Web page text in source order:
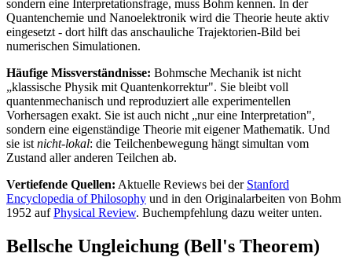
sondern eine Interpretationsfrage, muss Bohm kennen. In der
Quantenchemie und Nanoelektronik wird die Theorie heute aktiv
eingesetzt - dort hilft das anschauliche Trajektorien-Bild bei
numerischen Simulationen.
Häufige Missverständnisse: Bohmsche Mechanik ist nicht
„klassische Physik mit Quantenkorrektur". Sie bleibt voll
quantenmechanisch und reproduziert alle experimentellen
Vorhersagen exakt. Sie ist auch nicht „nur eine Interpretation",
sondern eine eigenständige Theorie mit eigener Mathematik. Und
sie ist nicht-lokal: die Teilchenbewegung hängt simultan vom
Zustand aller anderen Teilchen ab.
Vertiefende Quellen: Aktuelle Reviews bei der Stanford
Encyclopedia of Philosophy und in den Originalarbeiten von Bohm
1952 aufPhysical Review. Buchempfehlung dazu weiter unten.
Bellsche Ungleichung (Bell's Theorem)